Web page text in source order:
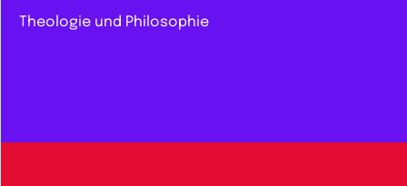
Theologie und Philosophie